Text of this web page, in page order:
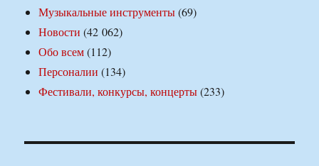
Музыкальные инструменты(69)
Новости (42 062)
Обо всем(112)
Персоналии (134)
Фестивали, конкурсы, концерты(233)